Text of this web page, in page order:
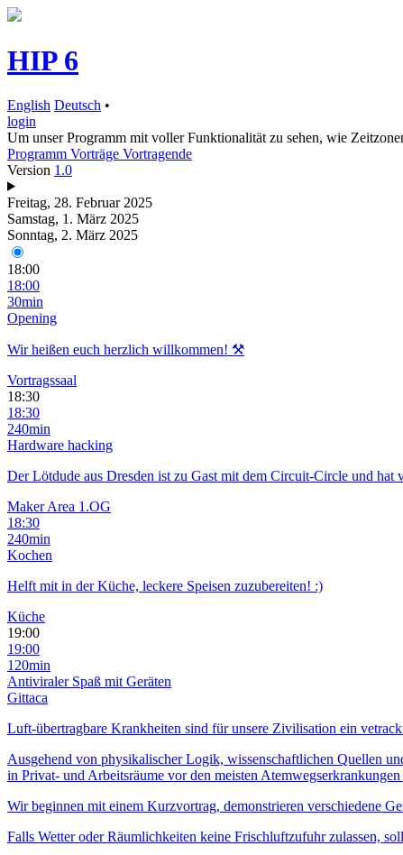
HIP 6
English Deutsch •
login
Um unser Programm mit voller Funktionalität zu sehen, wie
Programm Vorträge Vortragende
Version 1.0
Freitag, 28. Februar 2025
Samstag, 1. März 2025
Sonntag, 2. März 2025
18:00
18:00
30min
Opening
Wir heißen euch herzlich willkommen! ⚒️
Vortragssaal
18:30
18:30
240min
Hardware hacking
Der Lötdude aus Dresden ist zu Gast mit dem Circuit-Circle und hat
Maker Area 1.OG
18:30
240min
Kochen
Helft mit in der Küche, leckere Speisen zuzubereiten! :)
Küche
19:00
19:00
120min
Antiviraler Spaß mit Geräten
Gittaca
Luft-übertragbare Krankheiten sind für unsere Zivilisation ein
Ausgehend von physikalischer Logik, wissenschaftlichen Quellen
in Privat- und Arbeitsräume vor den meisten
Wir beginnen mit einem Kurzvortrag, demonstrieren verschiedene
Falls Wetter oder Räumlichkeiten keine Frischluftzufuhr zulassen,